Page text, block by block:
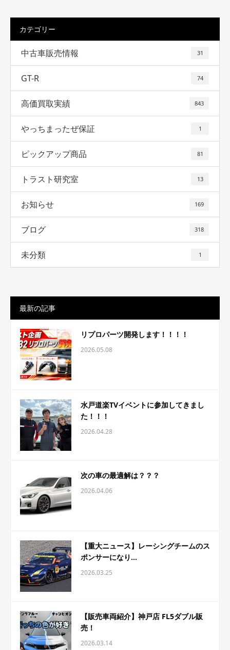
カテゴリー
中古車販売情報 31
GT-R 74
高価買取実績 843
やっちまったぜ保証 1
ピックアップ商品 81
トラスト研究室 13
お知らせ 169
ブログ 318
未分類 1
最新の記事
リプロパーツ開発します！！！！
2026.05.08
水戸道楽TVイベントに参加してきまし
た！！！
2026.04.28
次の車の最適解は？？？
2026.04.06
【重大ニュース】レーシングチームのス
ポンサーになり...
2026.03.25
【販売車両紹介】神戸店 FL5ダブル販
売！
2026.03.14